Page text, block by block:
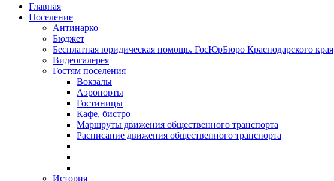
Главная
Поселение
Антинарко
Бюджет
Бесплатная юридическая помощь. ГосЮрБюро Краснодарского края
Видеогалерея
Гостям поселения
Вокзалы
Аэропорты
Гостиницы
Кафе, бистро
Маршруты движения общественного транспорта
Расписание движения общественного транспорта
История